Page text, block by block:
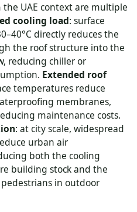
UAE context are multiple
cooling load: surface
directly reduces the
the roof structure into the
reducing chiller or
Extended roof
temperatures reduce
membranes,
maintenance costs.
: at city scale, widespread
urban air
both the cooling
building stock and the
in outdoor